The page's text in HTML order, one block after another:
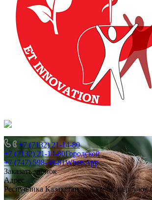
+7 (7132) 21-14-80
+7 (7132) 21-14-80Городской
+7 (747) 598-38-81WhatsApp
Заказать звонок
Адрес
Республика Казахстан, г. Актобе, переулок